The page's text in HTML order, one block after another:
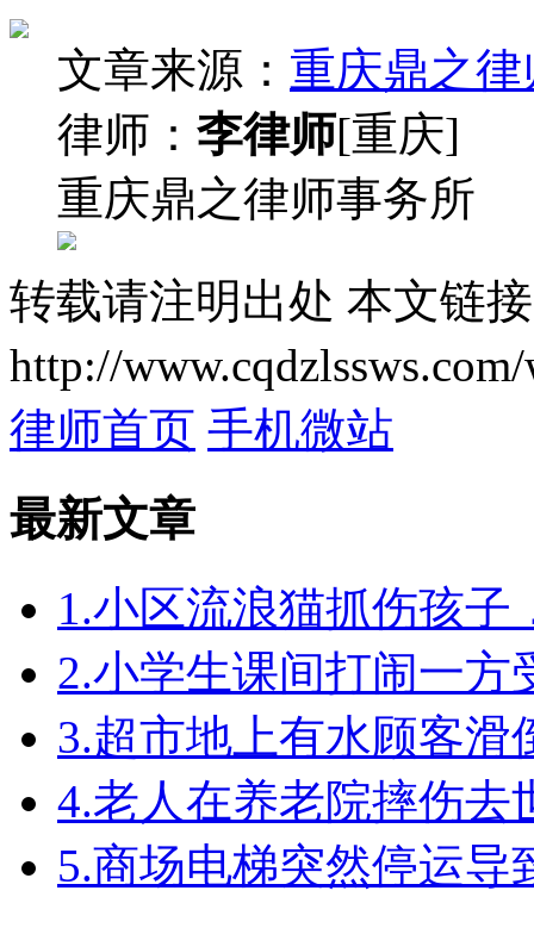
文章来源： 重庆鼎之
律师： 李律师[重庆]
重庆鼎之律师事务所
转载请注明出处 本文链
http://
律师首页 手机微站
最新文章
1.小区流浪猫抓伤孩子
2.小学生课间打闹一
3.超市地上有水顾客
4.老人在养老院摔伤去
5.商场电梯突然停运